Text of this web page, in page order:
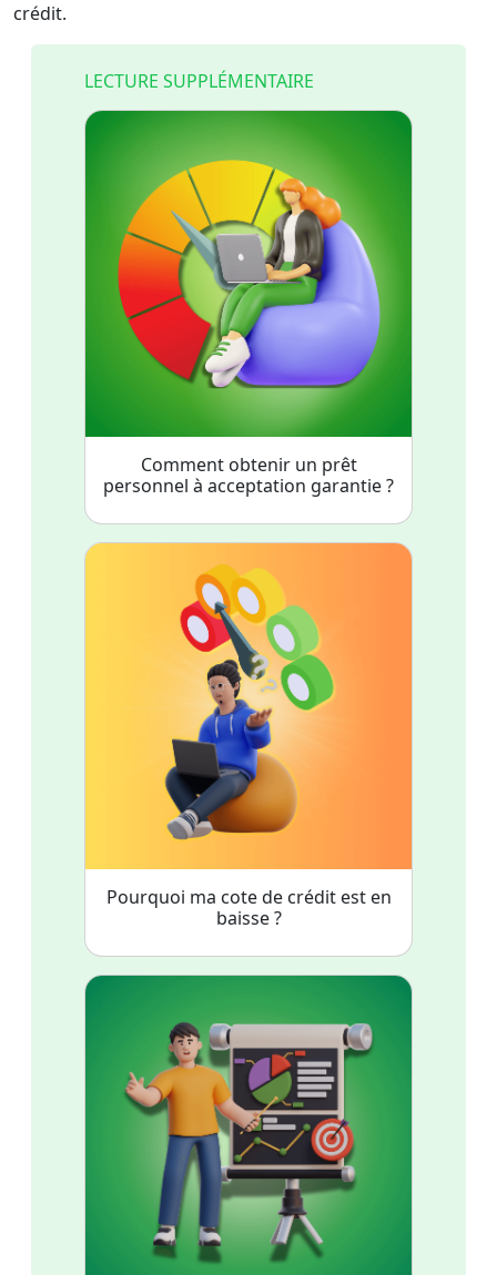
crédit.
LECTURE SUPPLÉMENTAIRE
Comment obtenir un prêt
personnel à acceptation garantie ?
Pourquoi ma cote de crédit est en
baisse ?